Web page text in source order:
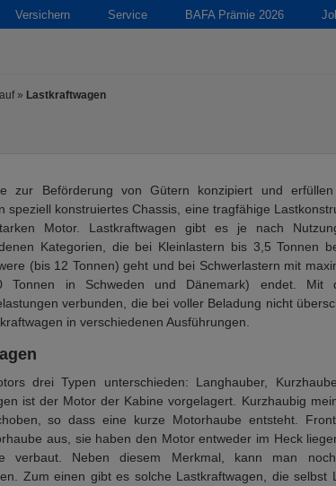
Versichern Service BAFA Prämie 2026
» Lastkraftwagen
zur Beförderung von Gütern konzipiert und
konstruiertes Chassis, eine tragfähige
Motor. Lastkraftwagen gibt es je nach
Kategorien, die bei Kleinlastern bis 3,5 Tonnen
(bis 12 Tonnen) geht und bei Schwerlastern mit
Tonnen in Schweden und Dänemark) endet. Mit
verbunden, die bei voller Beladung nicht
in verschiedenen Ausführungen.
drei Typen unterschieden: Langhauber,
ist der Motor der Kabine vorgelagert. Kurzhaubig
so dass eine kurze Motorhaube entsteht.
aus, sie haben den Motor entweder im Heck
verbaut. Neben diesem Merkmal, kann man
Zum einen gibt es solche Lastkraftwagen, die selbst